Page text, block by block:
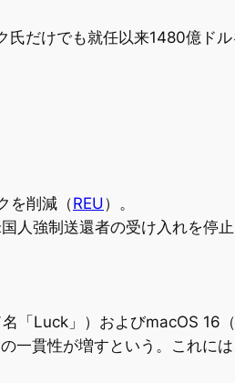
だけでも就任以来1480億ドル
を削減（REU）。
人強制送還者の受け入れを停
「Luck」）およびmacOS 16
一貫性が増すという。これに